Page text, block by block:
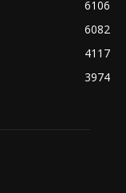
6106
6082
4117
3974